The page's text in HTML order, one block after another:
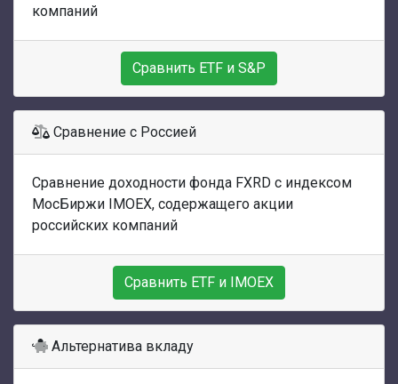
компаний
Сравнить ETF и S&P
Сравнение с Россией
Сравнение доходности фонда FXRD с индексом
МосБиржи IMOEX, содержащего акции
российских компаний
Сравнить ETF и IMOEX
Альтернатива вкладу